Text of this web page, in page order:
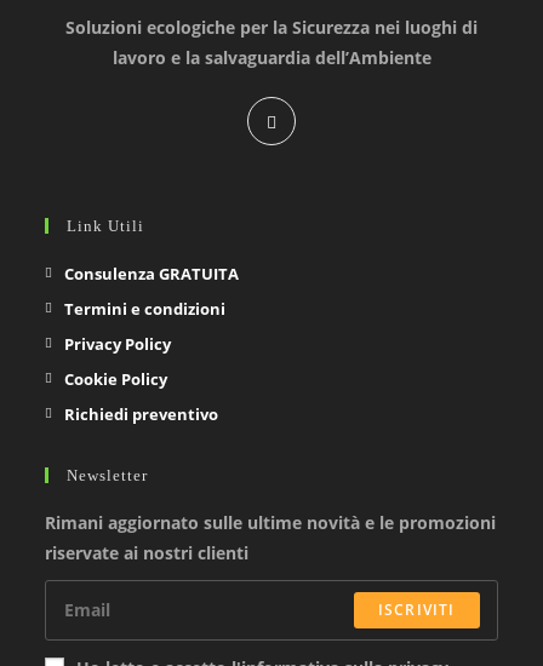
Soluzioni ecologiche per la Sicurezza nei luoghi di
lavoro e la salvaguardia dell’Ambiente
Opens
Link Utili
Consulenza GRATUITA
Termini e condizioni
Privacy Policy
Cookie Policy
Richiedi preventivo
Newsletter
Rimani aggiornato sulle ultime novità e le promozioni
riservate ai nostri clienti
ISCRIVITI